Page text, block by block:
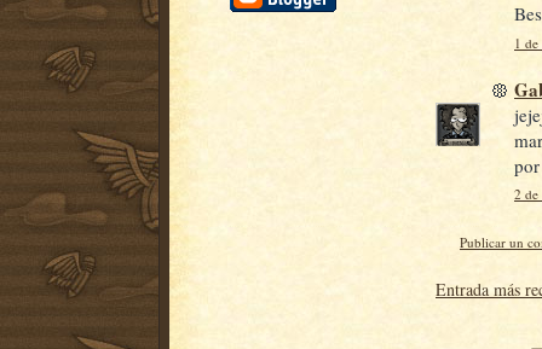
1
2 de
Publicar un
Entrada más